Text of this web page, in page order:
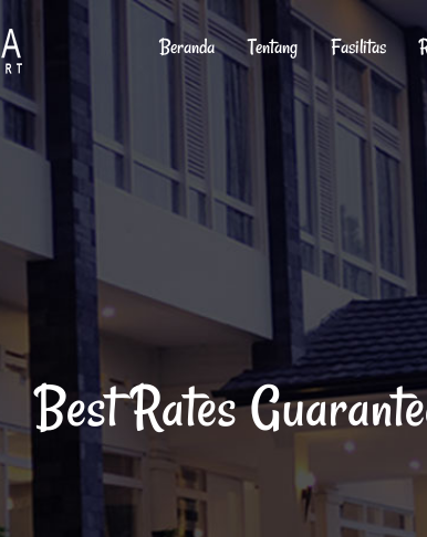
Beranda Tentang Fasilitas
Best Rates